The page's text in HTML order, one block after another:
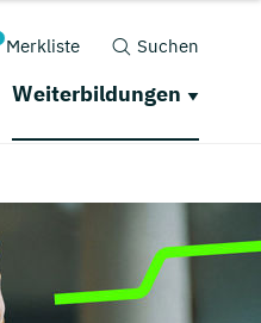
Merkliste Suchen
Weiterbildungen